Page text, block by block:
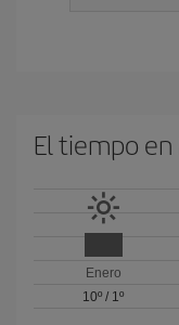
El tiempo
Enero
10º / 1º